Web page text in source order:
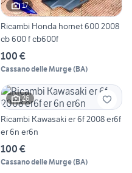
17
Ricambi Honda hornet 600 2008
cb 600 f cb600f
100 €
Cassano delle Murge(BA)
26
Ricambi Kawasaki er 6f 2008 er6f
er 6n er6n
100 €
Cassano delle Murge(BA)